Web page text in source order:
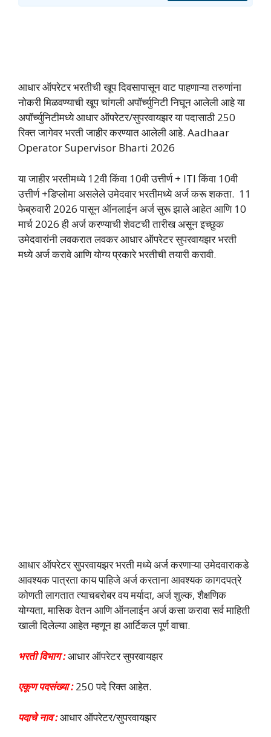
आधार ऑपरेटर भरतीची खूप दिवसापासून वाट पाहणाऱ्या तरुणांना
नोकरी मिळवण्याची खूप चांगली अपॉर्च्युनिटी निघून आलेली आहे या
अपॉर्च्युनिटीमध्ये आधार ऑपरेटर/सुपरवायझर या पदासाठी 250
रिक्त जागेवर भरती जाहीर करण्यात आलेली आहे. Aadhaar
Operator Supervisor Bharti 2026
या जाहीर भरतीमध्ये 12वी किंवा 10वी उत्तीर्ण + ITI किंवा 10वी
उत्तीर्ण +डिप्लोमा असलेले उमेदवार भरतीमध्ये अर्ज करू शकता. 11
फेब्रुवारी 2026 पासून ऑनलाईन अर्ज सुरू झाले आहेत आणि 10
मार्च 2026 ही अर्ज करण्याची शेवटची तारीख असून इच्छुक
उमेदवारांनी लवकरात लवकर आधार ऑपरेटर सुपरवायझर भरती
मध्ये अर्ज करावे आणि योग्य प्रकारे भरतीची तयारी करावी.
आधार ऑपरेटर सुपरवायझर भरती मध्ये अर्ज करणाऱ्या उमेदवाराकडे
आवश्यक पात्रता काय पाहिजे अर्ज करताना आवश्यक कागदपत्रे
कोणती लागतात त्याचबरोबर वय मर्यादा, अर्ज शुल्क, शैक्षणिक
योग्यता, मासिक वेतन आणि ऑनलाईन अर्ज कसा करावा सर्व माहिती
खाली दिलेल्या आहेत म्हणून हा आर्टिकल पूर्ण वाचा.
भरती विभाग :आधार ऑपरेटर सुपरवायझर
एकूण पदसंख्या :250 पदे रिक्त आहेत.
पदाचे नाव :आधार ऑपरेटर/सुपरवायझर